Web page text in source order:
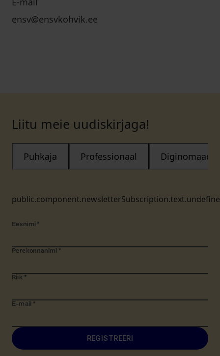
ensv@ensvkohvik.ee
Liitu meie uudiskirjaga!
Puhkaja Professionaal Diginomaad
Eesnimi *
Perekonnanimi *
Riik *
E-mail *
REGISTREERI